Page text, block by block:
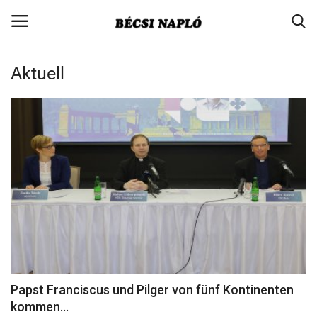
Login
Home
Contact
Aktuell
Minderheitenpolitik
Verbandsnachrichten
Aktuell
Papst Franciscus und Pilger von fünf Kontinenten
kommen...